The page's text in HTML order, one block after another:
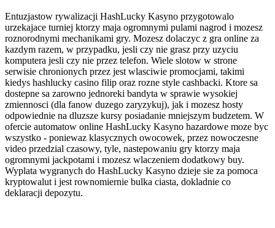
Entuzjastow rywalizacji HashLucky Kasyno przygotowalo
urzekajace turniej ktorzy maja ogromnymi pulami nagrod i mozesz
roznorodnymi mechanikami gry. Mozesz dolaczyc z gra online za
kazdym razem, w przypadku, jesli czy nie grasz przy uzyciu
komputera jesli czy nie przez telefon. Wiele slotow w strone
serwisie chronionych przez jest wlasciwie promocjami, takimi
kiedys hashlucky casino filip oraz rozne style cashbacki. Ktore sa
dostepne sa zarowno jednoreki bandyta w sprawie wysokiej
zmiennosci (dla fanow duzego zaryzykuj), jak i mozesz hosty
odpowiednie na dluzsze kursy posiadanie mniejszym budzetem. W
ofercie automatow online HashLucky Kasyno hazardowe moze byc
wszystko - poniewaz klasycznych owocowek, przez nowoczesne
video przedzial czasowy, tyle, nastepowaniu gry ktorzy maja
ogromnymi jackpotami i mozesz wlaczeniem dodatkowy buy.
Wyplata wygranych do HashLucky Kasyno dzieje sie za pomoca
kryptowalut i jest rownomiernie bulka ciasta, dokladnie co
deklaracji depozytu.